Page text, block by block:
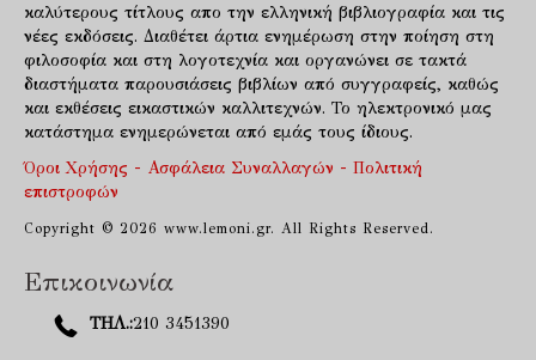
καλύτερους τίτλους απο την ελληνική βιβλιογραφία και τις
νέες εκδόσεις. Διαθέτει άρτια ενημέρωση στην ποίηση στη
φιλοσοφία και στη λογοτεχνία και οργανώνει σε τακτά
διαστήματα παρουσιάσεις βιβλίων από συγγραφείς, καθώς
και εκθέσεις εικαστικών καλλιτεχνών. Το ηλεκτρονικό μας
κατάστημα ενημερώνεται από εμάς τους ίδιους.
Όροι Χρήσης - Ασφάλεια Συναλλαγών - Πολιτική
επιστροφών
Copyright © 2026 www.lemoni.gr. All Rights Reserved.
Επικοινωνία
ΤΗΛ.:210 3451390